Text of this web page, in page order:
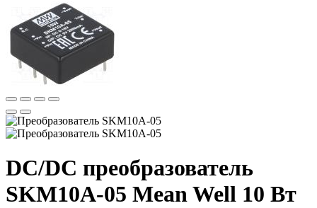
DC/DC преобразователь
SKM10A-05 Mean Well 10 Вт